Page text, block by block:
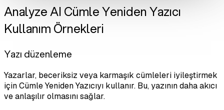
Analyze AI Cümle Yeniden Yazıcı
Kullanım Örnekleri
Yazı düzenleme
Yazarlar, beceriksiz veya karmaşık cümleleri iyileştirmek
için Cümle Yeniden Yazıcıyı kullanır. Bu, yazının daha akıcı
ve anlaşılır olmasını sağlar.